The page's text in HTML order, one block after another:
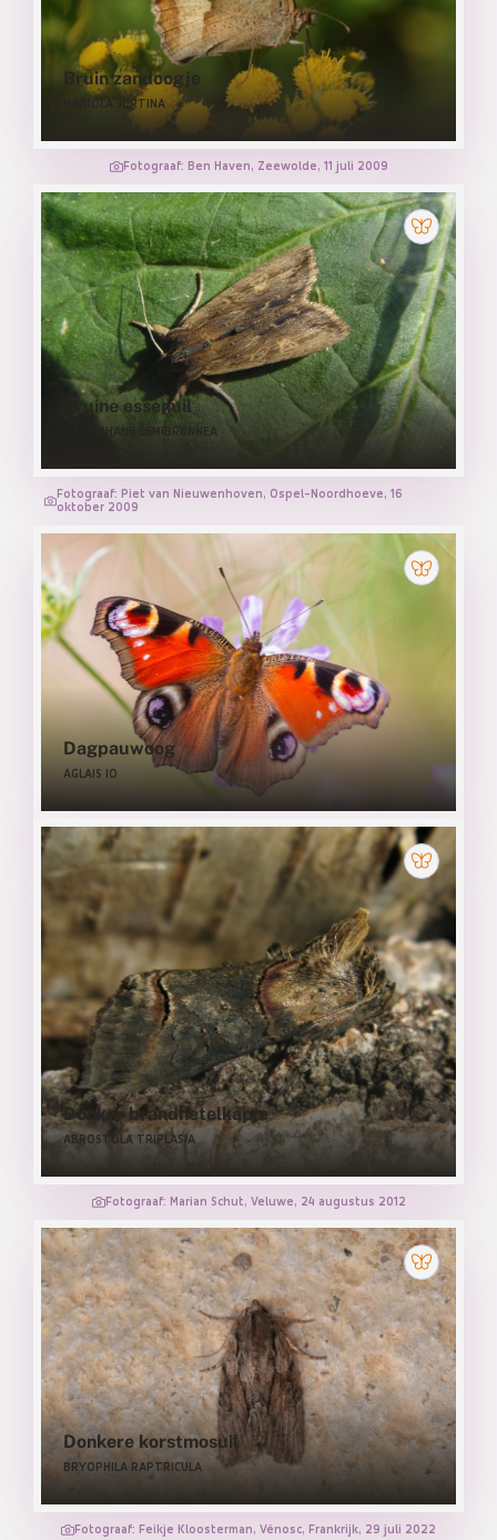
Bruin zandoogje
MANIOLA JURTINA
Fotograaf: Ben Haven, Zeewolde, 11 juli 2009
Bruine essenuil
LITHOPHANE SEMIBRUNNEA
Fotograaf: Piet van Nieuwenhoven, Ospel-Noordhoeve, 16
oktober 2009
Dagpauwoog
AGLAIS IO
Donker brandnetelkapje
ABROSTOLA TRIPLASIA
Fotograaf: Marian Schut, Veluwe, 24 augustus 2012
Donkere korstmosuil
BRYOPHILA RAPTRICULA
Fotograaf: Feikje Kloosterman, Vénosc, Frankrijk, 29 juli 2022